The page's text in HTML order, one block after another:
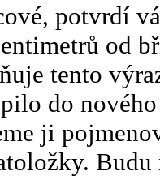
potvrdí
od
tento
do
ji
Budu